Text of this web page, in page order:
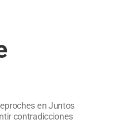
en Juntos
contradicciones